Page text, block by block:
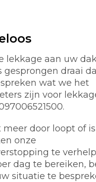
lekkage aan uw
draai
wat we het
zijn voor
door loopt of
onze
te
dag te bereiken,
situatie te